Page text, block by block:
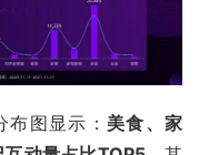
图显示： 美食、家